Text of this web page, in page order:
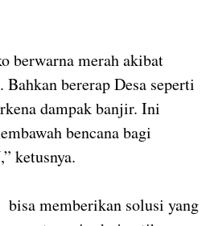
berwarna merah akibat
bererap Desa seperti
dampak banjir. Ini
bencana bagi
ketusnya.
memberikan solusi yang